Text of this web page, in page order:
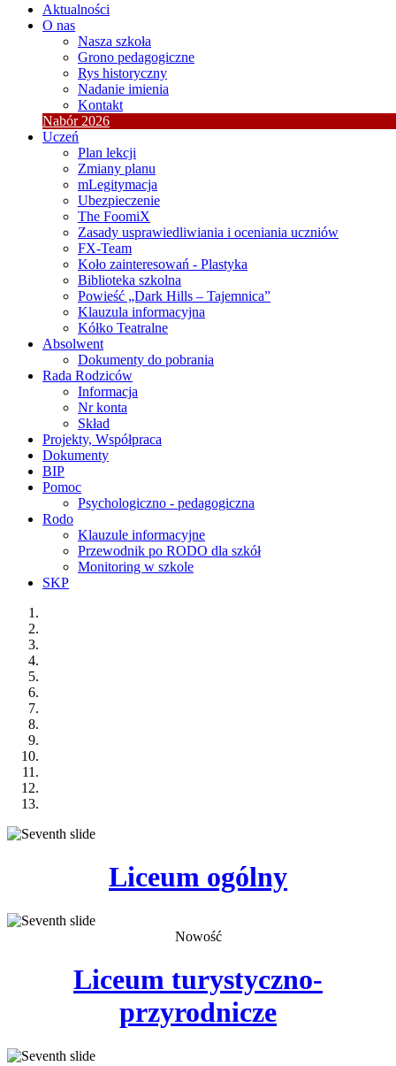
Aktualności
O nas
Nasza szkoła
Grono pedagogiczne
Rys historyczny
Nadanie imienia
Kontakt
Nabór 2026
Uczeń
Plan lekcji
Zmiany planu
mLegitymacja
Ubezpieczenie
The FoomiX
Zasady usprawiedliwiania i oceniania uczniów
FX-Team
Koło zainteresowań - Plastyka
Biblioteka szkolna
Powieść „Dark Hills – Tajemnica”
Klauzula informacyjna
Kółko Teatralne
Absolwent
Dokumenty do pobrania
Rada Rodziców
Informacja
Nr konta
Skład
Projekty, Współpraca
Dokumenty
BIP
Pomoc
Psychologiczno - pedagogiczna
Rodo
Klauzule informacyjne
Przewodnik po RODO dla szkół
Monitoring w szkole
SKP
Liceum ogólny
Nowość
Liceum turystyczno-
przyrodnicze